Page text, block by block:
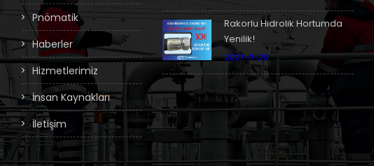
Pnömatik
Haberler
Hizmetlerimiz
İnsan Kaynakları
İletişim
Rakorlu Hidrolik Hortumda
Yenilik!
2021-11-29